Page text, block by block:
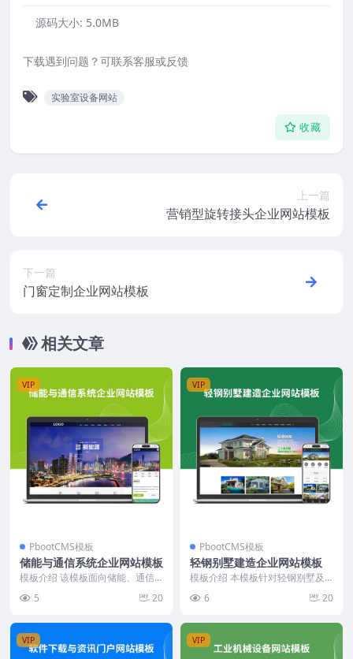
源码大小: 5.0MB
下载遇到问题？可联系客服或反馈
实验室设备网站
收藏
上一篇
营销型旋转接头企业网站模板
下一篇
门窗定制企业网站模板
相关文章
VIP
PbootCMS模板
储能与通信系统企业网站模板
模板介绍 该模板面向储能、通信
深蓝色为主色调，搭配...
5 20
VIP
PbootCMS模板
轻钢别墅建造企业网站模板
模板介绍 本模板针对轻钢别墅及
清晰，内容模块分明。...
6 20
VIP VIP